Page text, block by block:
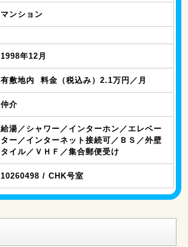
マンション
1998年12月
有敷地内 料金（税込み）2.1万円／月
仲介
給湯／シャワー／インターホン／エレベー
ター／インターネット接続可／ＢＳ／外壁
タイル／ＶＨＦ／集合郵便受け
10260498 / CHK号室